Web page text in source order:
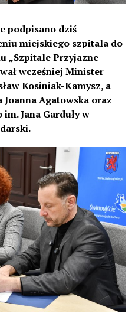
podpisano dziś
miejskiego szpitala do
„Szpitale Przyjazne
wcześniej Minister
Kosiniak-Kamysz, a
Agatowska oraz
Jana Garduły w